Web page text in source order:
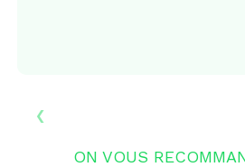
ON VOUS
‹